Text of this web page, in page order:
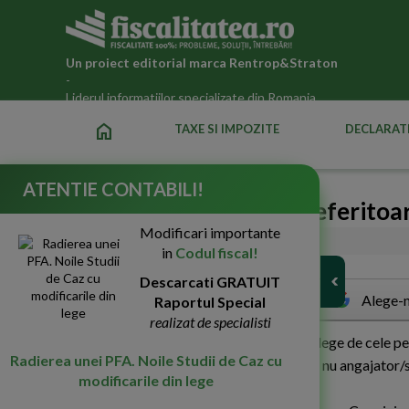
Un proiect editorial marca Rentrop&Straton
-
Liderul informatiilor specializate din Romania
home TAXE SI IMPOZITE
Prevederi importante
30-Iun-2011 3661
Alege-
ctivitatile prestate de zilieri difera prin lege de cele
parti sunt de tipul beneficiar/prestator, si nu angajator/
ATENTIE CONTABILI!
Modificari importante
in Codul fiscal!
Descarcati GRATUIT
Raportul Special
realizat de specialisti
Radierea unei PFA. Noile Studii de Caz cu
modificarile din lege